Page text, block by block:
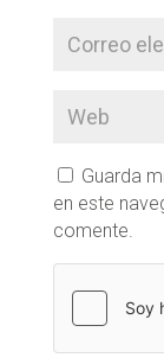
Guarda
en este
comente.